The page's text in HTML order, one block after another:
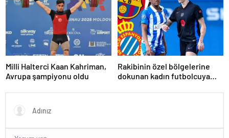
Milli Halterci Kaan Kahriman,
Avrupa şampiyonu oldu
Rakibinin özel bölgelerine
dokunan kadın futbolcuya